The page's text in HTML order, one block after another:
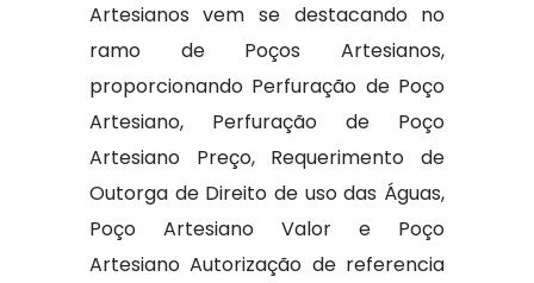
Artesianos vem se destacando no
ramo de Poços Artesianos,
proporcionando Perfuração de Poço
Artesiano, Perfuração de Poço
Artesiano Preço, Requerimento de
Outorga de Direito de uso das Águas,
Poço Artesiano Valor e Poço
Artesiano Autorização de referencia